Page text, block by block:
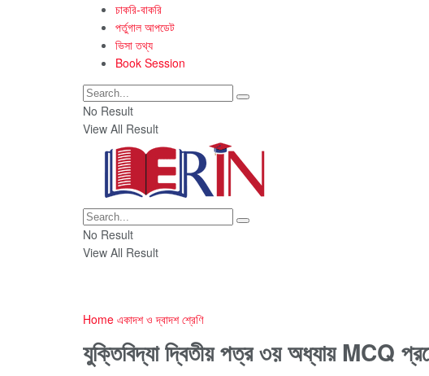
চাকরি-বাকরি
পর্তুগাল আপডেট
ভিসা তথ্য
Book Session
No Result
View All Result
No Result
View All Result
Home একাদশ ও দ্বাদশ শ্রেণি
যুক্তিবিদ্যা দ্বিতীয় পত্র ৩য় অধ্যায় MCQ